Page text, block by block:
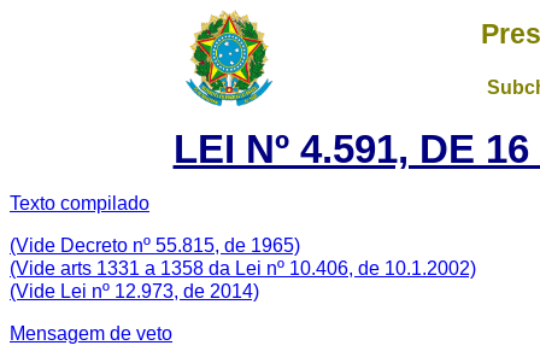
LEI Nº 4.591, DE
Texto compilado
(Vide Decreto nº 55.815, de 1965)
(Vide arts 1331 a 1358 da Lei nº 10.406, de 10.1.2002)
(Vide Lei nº 12.973, de 2014)
Mensagem de veto